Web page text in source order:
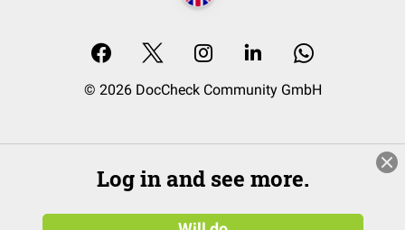
© 2026 DocCheck Community GmbH
Log in and see more.